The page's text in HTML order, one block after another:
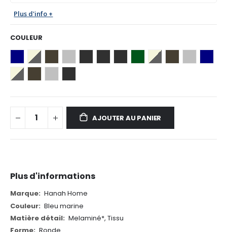
Plus d'info +
COULEUR
AJOUTER AU PANIER
Plus d'informations
Plus
d'informations
Hanah Home
Bleu marine
Melaminé*, Tissu